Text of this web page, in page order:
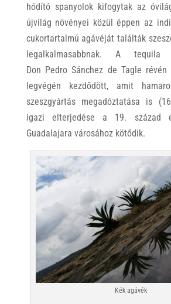
hódító spanyolok kifogytak az
újvilág növényei közül éppen az
cukortartalmú agávéját találták
legalkalmasabbnak. A tequila
Don Pedro Sánchez de Tagle
legvégén kezdődött, amit
szeszgyártás megadóztatása is
igazi elterjedése a 19. század
Guadalajara városához kötődik.
Kék agávék